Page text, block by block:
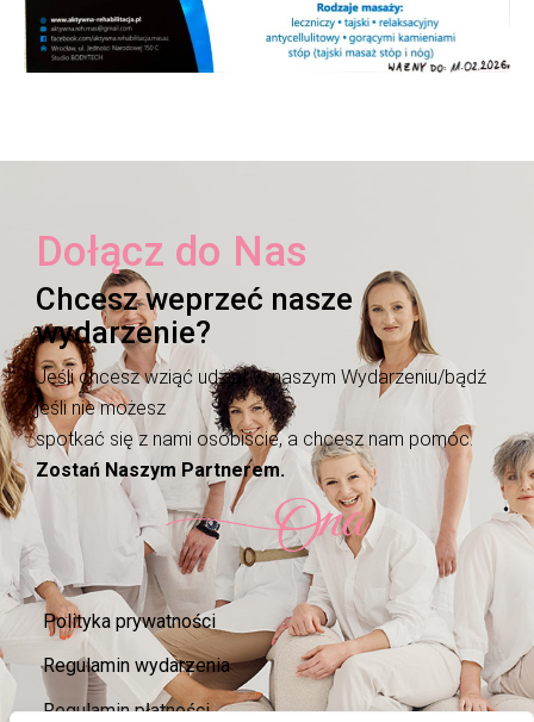
Dołącz do Nas
Chcesz weprzeć nasze
wydarzenie?
Jeśli chcesz wziąć udział w naszym Wydarzeniu/bądź
jeśli nie możesz
spotkać się z nami osobiście, a chcesz nam pomóc.
Zostań Naszym Partnerem.
Polityka prywatności
Regulamin wydarzenia
Regulamin płatności